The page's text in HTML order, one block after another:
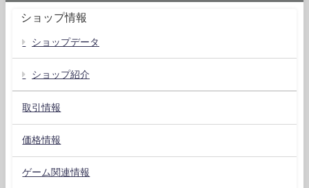
ショップ情報
ショップデータ
ショップ紹介
取引情報
価格情報
ゲーム関連情報